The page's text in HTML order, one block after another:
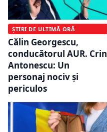
ȘTIRI DE ULTIMĂ ORĂ
Călin Georgescu,
conducătorul AUR. Crin
Antonescu: Un
personaj nociv şi
periculos